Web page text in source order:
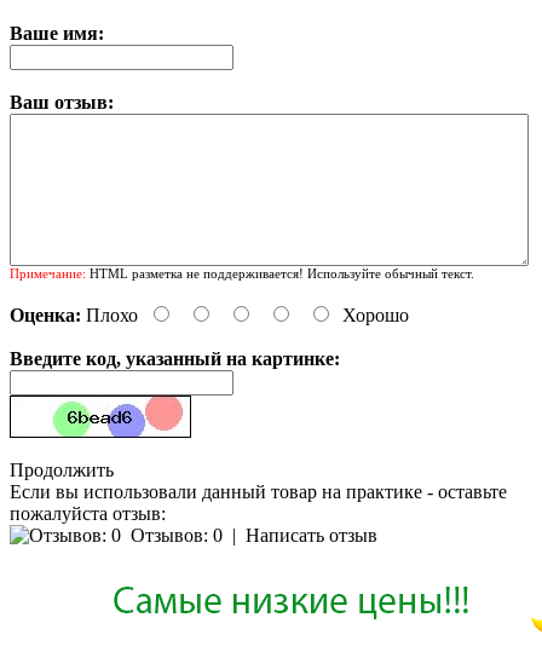
Ваше имя:
Ваш отзыв:
Примечание: HTML разметка не поддерживается! Используйте обычный текст.
Оценка: Плохо Хорошо
Введите код, указанный на картинке:
Продолжить
Если вы использовали данный товар на практике - оставьте
пожалуйста отзыв:
Отзывов: 0 | Написать отзыв